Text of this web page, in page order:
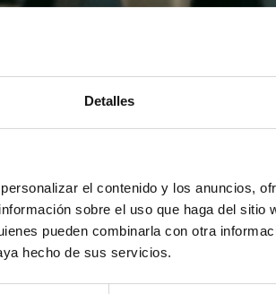
Detalles
el contenido y los anuncios,
sobre el uso que haga del sitio
pueden combinarla con otra
hecho de sus servicios.